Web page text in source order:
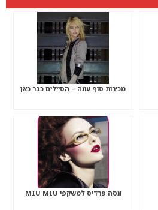
מכירות סוף עונה – הסיילים כבר כאן
ונסה פרדיס למשקפי MIU MIU